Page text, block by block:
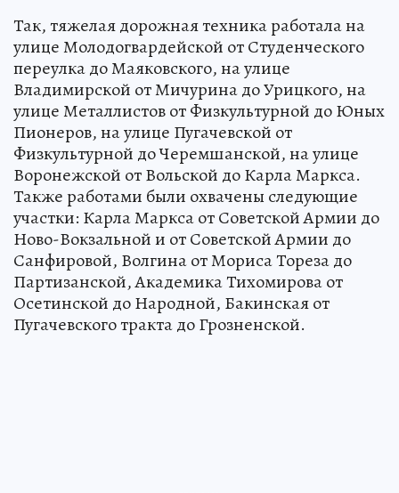
Так, тяжелая дорожная техника работала на
улице Молодогвардейской от Студенческого
переулка до Маяковского, на улице
Владимирской от Мичурина до Урицкого, на
улице Металлистов от Физкультурной до Юных
Пионеров, на улице Пугачевской от
Физкультурной до Черемшанской, на улице
Воронежской от Вольской до Карла Маркса.
Также работами были охвачены следующие
участки: Карла Маркса от Советской Армии до
Ново-Вокзальной и от Советской Армии до
Санфировой, Волгина от Мориса Тореза до
Партизанской, Академика Тихомирова от
Осетинской до Народной, Бакинская от
Пугачевского тракта до Грозненской.